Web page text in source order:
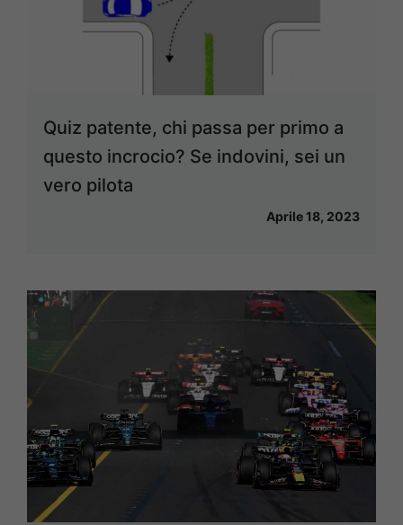
Quiz patente, chi passa per primo a
questo incrocio? Se indovini, sei un
vero pilota
Aprile 18, 2023